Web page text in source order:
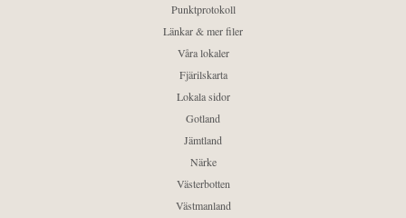
Punktprotokoll
Länkar & mer filer
Våra lokaler
Fjärilskarta
Lokala sidor
Gotland
Jämtland
Närke
Västerbotten
Västmanland